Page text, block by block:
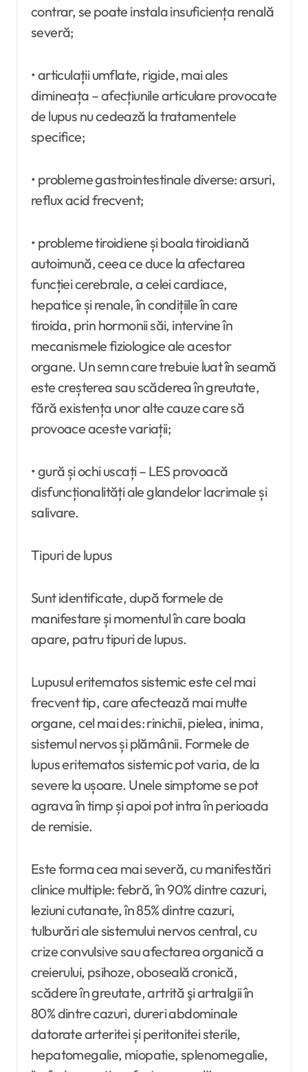
contrar, se poate instala insuficiența renală
severă;
• articulații umflate, rigide, mai ales
dimineața – afecțiunile articulare provocate
de lupus nu cedează la tratamentele
specifice;
• probleme gastrointestinale diverse: arsuri,
reflux acid frecvent;
• probleme tiroidiene și boala tiroidiană
autoimună, ceea ce duce la afectarea
funcției cerebrale, a celei cardiace,
hepatice și renale, în condițiile în care
tiroida, prin hormonii săi, intervine în
mecanismele fiziologice ale acestor
organe. Un semn care trebuie luat în seamă
este creșterea sau scăderea în greutate,
fără existența unor alte cauze care să
provoace aceste variații;
• gură și ochi uscați – LES provoacă
disfuncționalități ale glandelor lacrimale și
salivare.
Tipuri de lupus
Sunt identificate, după formele de
manifestare și momentul în care boala
apare, patru tipuri de lupus.
Lupusul eritematos sistemic este cel mai
frecvent tip, care afectează mai multe
organe, cel mai des: rinichii, pielea, inima,
sistemul nervos și plămânii. Formele de
lupus eritematos sistemic pot varia, de la
severe la ușoare. Unele simptome se pot
agrava în timp și apoi pot intra în perioada
de remisie.
Este forma cea mai severă, cu manifestări
clinice multiple: febră, în 90% dintre cazuri,
leziuni cutanate, în 85% dintre cazuri,
tulburări ale sistemului nervos central, cu
crize convulsive sau afectarea organică a
creierului, psihoze, oboseală cronică,
scădere în greutate, artrită şi artralgii în
80% dintre cazuri, dureri abdominale
datorate arteritei și peritonitei sterile,
hepatomegalie, miopatie, splenomegalie,